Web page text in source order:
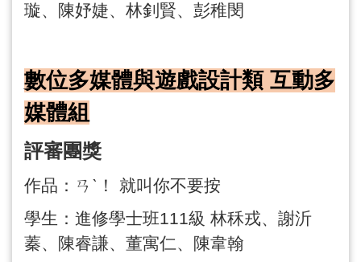
璇、陳妤婕、林釗賢、彭稚閔
數位多媒體與遊戲設計類 互動多
媒體組
評審團獎
作品：ㄢˋ！ 就叫你不要按
學生：進修學士班111級 林秝戎、謝沂
蓁、陳睿謙、董寓仁、陳韋翰